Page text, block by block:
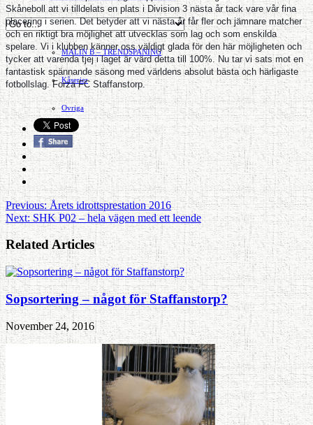
Hvilan – Trädgårdstips
MALIN B – TRENDSPANING
Kåserier
Ovriga
Skåneboll att vi tilldelats en plats i Division 3 nästa år tack vare vår fina
placering i serien. Det betyder att vi nästa år får fler och jämnare matcher
och en riktigt bra möjlighet att utvecklas som lag och som enskilda
spelare. Vi i klubben känner oss väldigt glada för den här möjligheten och
tycker att varenda tjej i laget är värd detta till 100%. Nu tar vi sats mot en
fantastisk spännande säsong med världens absolut bästa och härligaste
fotbollslag. Forza FC Staffanstorp.
Previous:Årets idrottsprestation 2016
Next:SHK P02 – hela vägen med ett leende
Related Articles
Sopsortering – något för Staffanstorp?
November 24, 2016